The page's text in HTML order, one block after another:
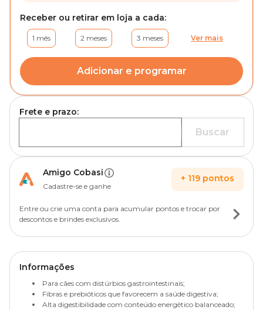
Receber ou retirar em loja a cada:
1 mês 2 meses 3 meses Ver mais
Adicionar e programar
Frete e prazo:
Buscar
Amigo Cobasi
Cadastre-se e ganhe
+ 119 pontos
Entre ou crie uma conta para acumular pontos e trocar por
descontos e brindes exclusivos.
Informações
Para cães com distúrbios gastrointestinais;
Fibras e prebióticos que favorecem a saúde digestiva;
Alta digestibilidade com conteúdo energético balanceado;